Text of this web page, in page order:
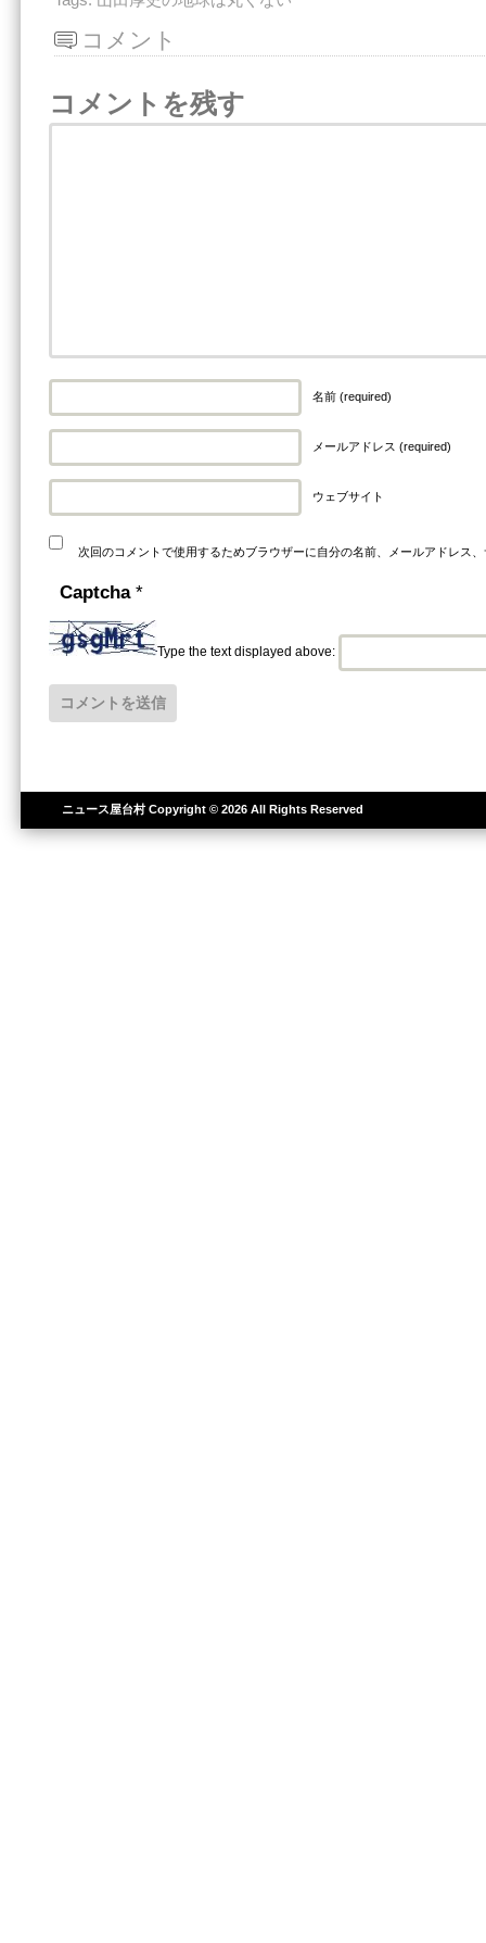
コメント
コメントを残す
名前 (required)
メールアドレス (required)
ウェブサイト
次回のコメントで使用するためブラウザーに自分の名前、メールアドレス
Captcha *
Type the text displayed above:
ニュース屋台村Copyright © 2026 All Rights Reserved